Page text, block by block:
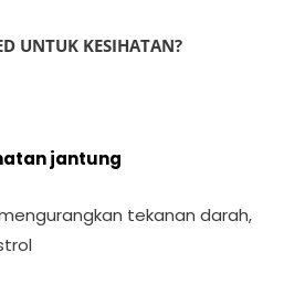
UNTUK KESIHATAN?
jantung
tekanan darah,